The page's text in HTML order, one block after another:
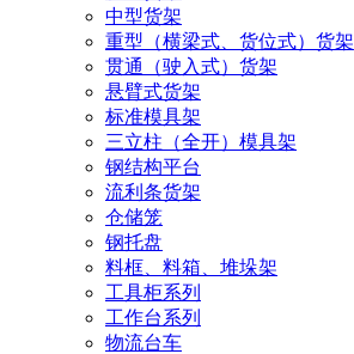
中型货架
重型（横梁式、货位式）货架
贯通（驶入式）货架
悬臂式货架
标准模具架
三立柱（全开）模具架
钢结构平台
流利条货架
仓储笼
钢托盘
料框、料箱、堆垛架
工具柜系列
工作台系列
物流台车